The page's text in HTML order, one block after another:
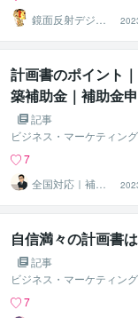
鏡面反射デジタ
ルアート製作所
（鈴木穣）
計画書のポイント
築補助金｜補助金
記事
ビジネス・マーケティング
7
全国対応｜補助
金コンシェルジ
ュ練馬
自信満々の計画書
記事
ビジネス・マーケティング
7